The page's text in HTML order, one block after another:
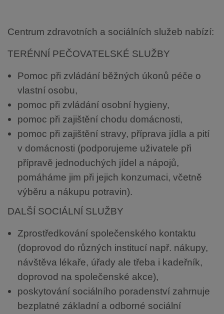
Centrum zdravotních a sociálních služeb nabízí:
TERÉNNÍ PEČOVATELSKÉ SLUŽBY
Pomoc při zvládání běžných úkonů péče o
vlastní osobu,
pomoc při zvládání osobní hygieny,
pomoc při zajištění chodu domácnosti,
pomoc při zajištění stravy, příprava jídla a pití
v domácnosti (podporujeme uživatele při
přípravě jednoduchých jídel a nápojů,
pomáháme jim při jejich konzumaci, včetně
výběru a nákupu potravin).
DALŠÍ SOCIÁLNÍ SLUŽBY
Zprostředkování společenského kontaktu
(doprovod do různých institucí např. nákupy,
návštěva lékaře, úřady ale třeba i kadeřník,
doprovod na společenské akce),
poskytování sociálního poradenství zahrnuje
bezplatné základní a odborné sociální